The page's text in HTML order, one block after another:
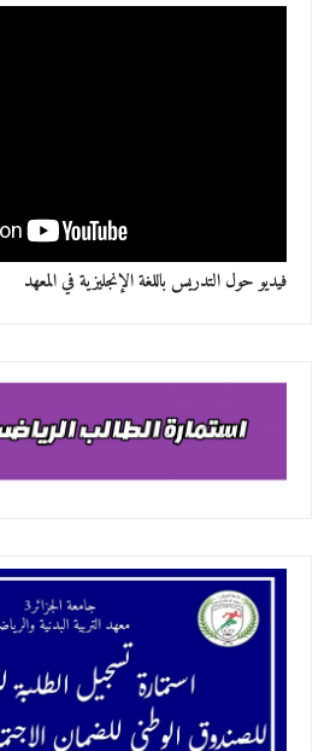
فيديو حول التدريس باللغة الإنجليزية في المعهد